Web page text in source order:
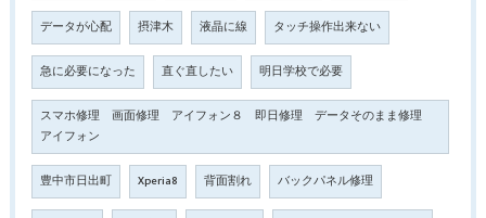
データが心配 摂津木 液晶に線 タッチ操作出来ない
急に必要になった 直ぐ直したい 明日学校で必要
スマホ修理 画面修理 アイフォン８ 即日修理 データそのまま修理
アイフォン
豊中市日出町 Xperia8 背面割れ バックパネル修理